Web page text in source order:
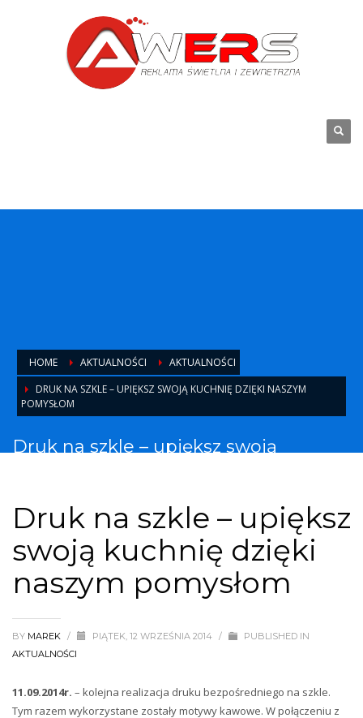
HOME AKTUALNOŚCI
AKTUALNOŚCI
DRUK NA SZKLE – UPIĘKSZ SWOJĄ KUCHNIĘ DZIĘKI NASZYM
POMYSŁOM
Druk na szkle – upiększ swoją
Druk na szkle – upiększ
swoją kuchnię dzięki
naszym pomysłom
BY MAREK / PIĄTEK, 12 WRZEŚNIA 2014 /
PUBLISHED IN
AKTUALNOŚCI
11.09.2014r. – kolejna realizacja druku bezpośredniego na szkle.
Tym razem wykorzystane zostały motywy kawowe. W połączeniu z